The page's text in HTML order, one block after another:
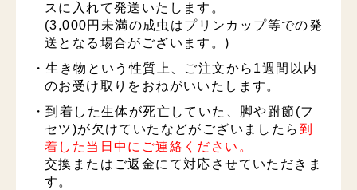
スに入れて発送いたします。
(3,000円未満の成虫はプリンカップ等での発
送となる場合がございます。)
・生き物という性質上、ご注文から1週間以内
のお受け取りをおねがいいたします。
・到着した生体が死亡していた、脚や跗節(フ
セツ)が欠けていたなどがございましたら 到
着した当日中にご連絡ください。
交換またはご返金にて対応させていただきま
す。